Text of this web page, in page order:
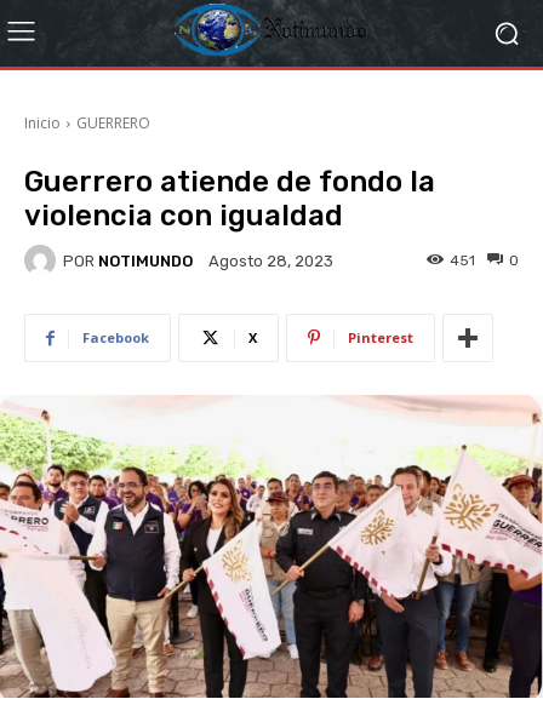
Inicio GUERRERO
Guerrero atiende de fondo la
violencia con igualdad
POR NOTIMUNDO Agosto 28, 2023 0
451
Facebook X Pinterest